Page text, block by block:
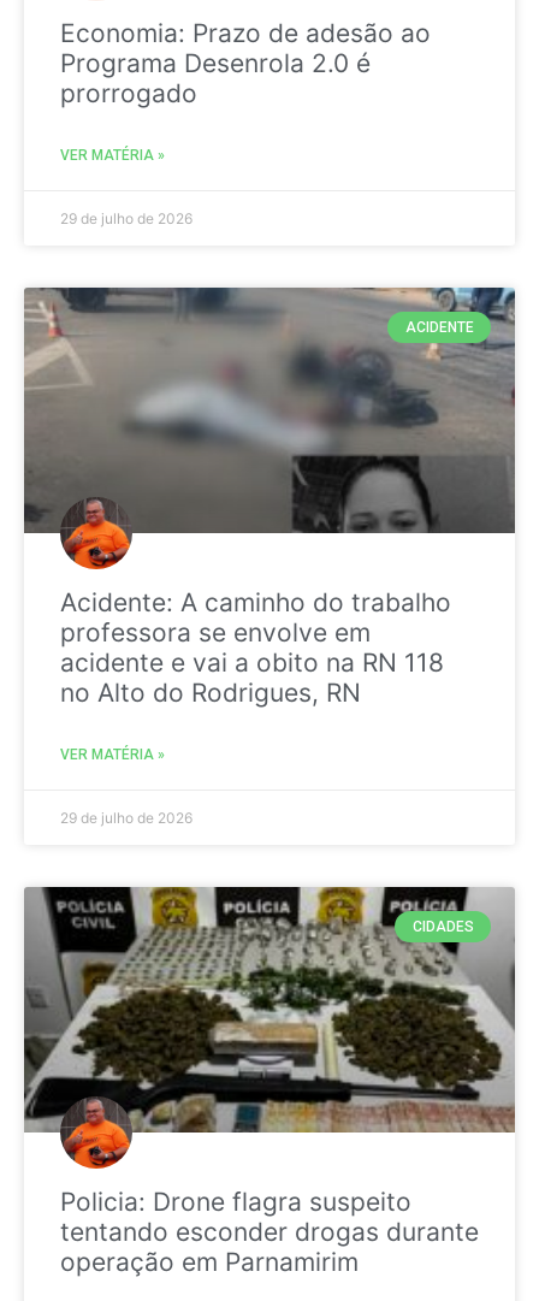
Economia: Prazo de adesão ao
Programa Desenrola 2.0 é
prorrogado
VER MATÉRIA »
29 de julho de 2026
ACIDENTE
Acidente: A caminho do trabalho
professora se envolve em
acidente e vai a obito na RN 118
no Alto do Rodrigues, RN
VER MATÉRIA »
29 de julho de 2026
CIDADES
Policia: Drone flagra suspeito
tentando esconder drogas durante
operação em Parnamirim